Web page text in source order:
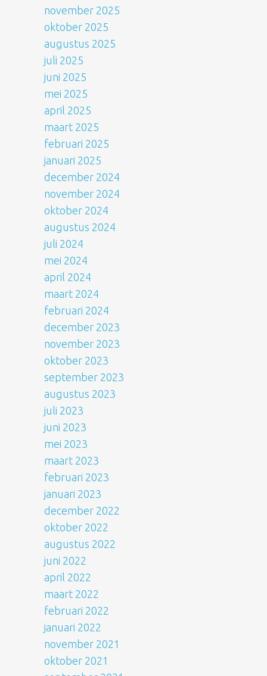
november 2025
oktober 2025
augustus 2025
juli 2025
juni 2025
mei 2025
april 2025
maart 2025
februari 2025
januari 2025
december 2024
november 2024
oktober 2024
augustus 2024
juli 2024
mei 2024
april 2024
maart 2024
februari 2024
december 2023
november 2023
oktober 2023
september 2023
augustus 2023
juli 2023
juni 2023
mei 2023
maart 2023
februari 2023
januari 2023
december 2022
oktober 2022
augustus 2022
juni 2022
april 2022
maart 2022
februari 2022
januari 2022
november 2021
oktober 2021